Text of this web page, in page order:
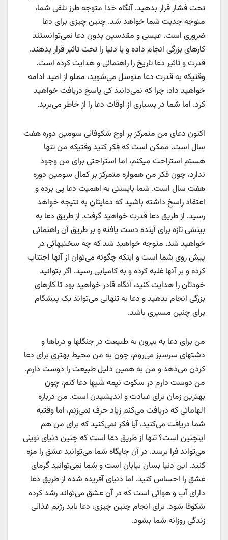
تحت فشار قرار بدهید. آنگاه خدا متوجه طرز تلقی شما،
متوجه جدیت شما خواهد شد. چنین چیزی برای دعا
ضروری است. عیسی و مقدسین بدون دعا نمی‌توانستند
کارهای بزرگی انجام داده و یا دنیا را تحت تاثیر قرار بدهند.
قدرت و تاثیر دعا تاریخ را راهنمائی و هدایت کرده است.
وقتیکه به قدرت دعا متوسل می‌شوید، مملو از امید ادامه
خواهید داد، چرا که نمی‌دانید کی پاسخ دریافت خواهید
کرد. اما شما در بسیاری از اوقات دعا را از خاطر می‌برید.
اکنون دعای من متمرکز بر اوج شکوفائی سومین دوره هفت
سال است. ممکن است که فکر کنید وقتیکه من تنها
هستم استراحت میکنم، اما استراحتی برای من وجود
ندارد، چون فکر من همواره متمرکز بر کمال سومین دوره
هفت سال است. شما بایستی به اهمیت دعا پی برده و
اعتقاد راسخ داشته باشید که دعایتان به نتیجه خواهد
رسید. از طریق دعا قدرت خواهید گرفت. از طریق دعا به
بینشی تازه برای آینده دست یافته و بر طریق آن راهنمائی
خواهید شد. متوجه خواهید شد که چه سختیهائی در
پیش روی شما است و اینکه چگونه می‌توان از آنها اجتناب
کرده و بر آنها غلبه کرده و به کامیابی رسید. اگر بتوانید
خودتان را هدایت کنید، آنگاه قادر خواهید بود تا کارهای
بزرگی انجام بدهید و دعا به تنهائی می‌تواند یک پیشگام
برای چنین مسیری باشد.
من برای دعا به بیرون به طبیعت در جنگلها و دریاها و
دشتهای سرسبز می‌روم، چون به من محیط بهتری برای دعا
کردن می‌دهد و من به همین دلیل طبیعت را دوست دارم.
من دوست دارم در سکوت نیمه شبها دعا کنم، چون
بهترین زمان برای عبادت و اندیشیدن است. من درباره
الهاماتی که دریافت می‌کنم زیاد حرف نمی‌زنم، اما وقتیه
شما دریافت می‌کنید، آیا فکر نمی‌کنید که برای من هم
اینچنین است؟ تنها از طریق دعا است که چنین دنیای نوینی
می‌تواند فرا برسد. در آن جایگاه شما می‌توانید عشق را مزه
کنید. این دنیا بسان بیابان است و شما نمی‌توانید گرمای
عشق را احساس کنید. اما دنیای آفریده شده از طریق دعا
دارای آب و هوائی است که در آن عشق می‌تواند رشد کرده
شکوفا شود. برای انجام چنین چیزی، دعا باید رژیم غذائی
زندگی روزانه شما بشود.